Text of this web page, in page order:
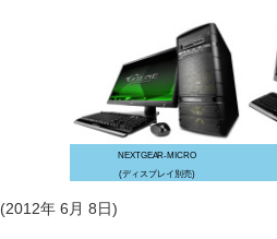
NEXTGEAR-MICRO
(ディスプレイ別売)
(2012年 6月 8日)